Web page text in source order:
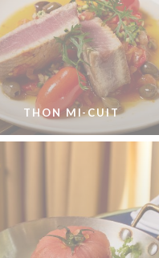
THON MI-CUIT